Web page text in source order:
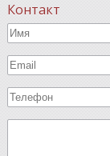
Контакт